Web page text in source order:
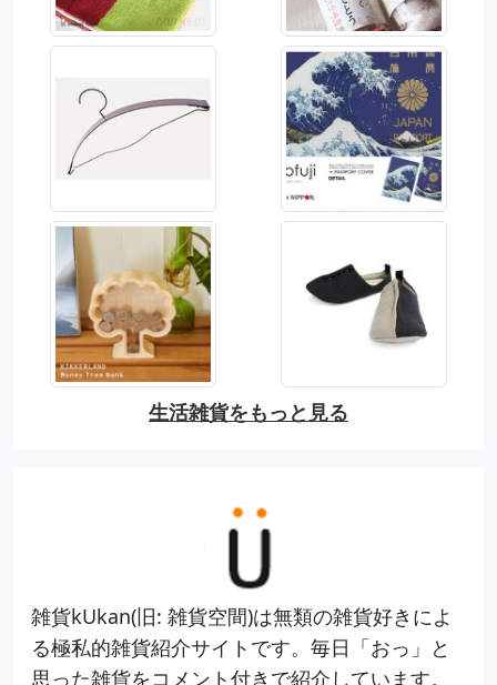
生活雑貨をもっと見る
雑貨kUkan(旧: 雑貨空間)は無類の雑貨好きによ
る極私的雑貨紹介サイトです。毎日「おっ」と
思った雑貨をコメント付きで紹介しています。